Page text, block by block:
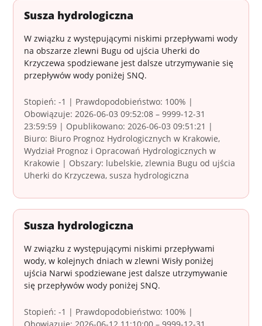
Susza hydrologiczna
W związku z występującymi niskimi przepływami wody
na obszarze zlewni Bugu od ujścia Uherki do
Krzyczewa spodziewane jest dalsze utrzymywanie się
przepływów wody poniżej SNQ.
Stopień: -1 | Prawdopodobieństwo: 100% |
Obowiązuje: 2026-06-03 09:52:08 – 9999-12-31
23:59:59 | Opublikowano: 2026-06-03 09:51:21 |
Biuro: Biuro Prognoz Hydrologicznych w Krakowie,
Wydział Prognoz i Opracowań Hydrologicznych w
Krakowie | Obszary: lubelskie, zlewnia Bugu od ujścia
Uherki do Krzyczewa, susza hydrologiczna
Susza hydrologiczna
W związku z występującymi niskimi przepływami
wody, w kolejnych dniach w zlewni Wisły poniżej
ujścia Narwi spodziewane jest dalsze utrzymywanie
się przepływów wody poniżej SNQ.
Stopień: -1 | Prawdopodobieństwo: 100% |